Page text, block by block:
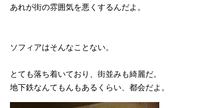
あれが街の雰囲気を悪くするんだよ。
ソフィアはそんなことない。
とても落ち着いており、街並みも綺麗だ。
地下鉄なんてもんもあるくらい、都会だよ。